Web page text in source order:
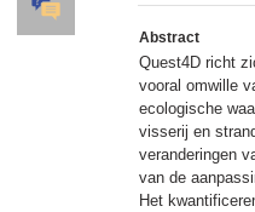
Abstract
Quest4D richt
vooral omwille
ecologische
visserij en
veranderingen
van de
Het